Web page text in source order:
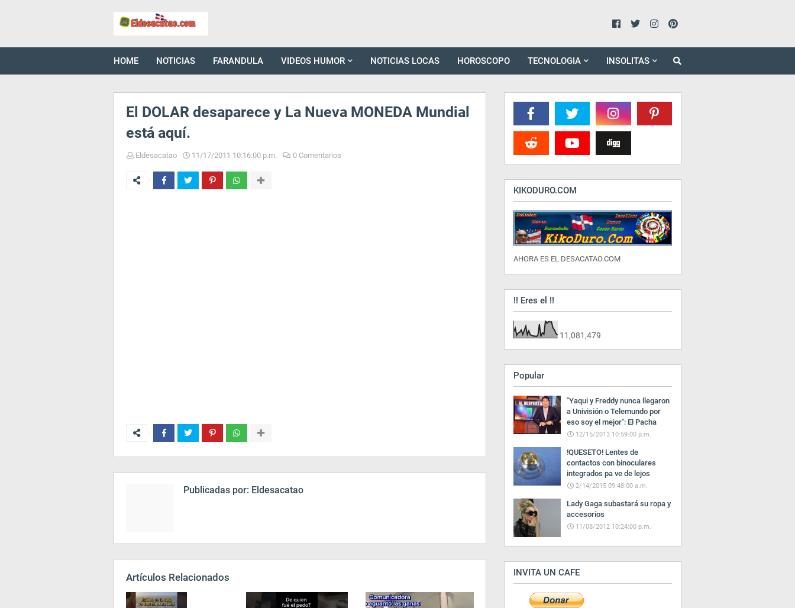
HOME NOTICIAS FARANDULA VIDEOS HUMOR NOTICIAS LOCAS HOROSCOPO TECNOLOGIA INSOLITAS
El DOLAR desaparece y La Nueva MONEDA Mundial
está aquí.
Eldesacatao 11/17/2011 10:16:00 p.m. 0 Comentarios
Publicadas por: Eldesacatao
Artículos Relacionados
KIKODURO.COM
AHORA ES EL DESACATAO.COM
!! Eres el !!
11,081,479
Popular
"Yaqui y Freddy nunca llegaron
a Univisión o Telemundo por
eso soy el mejor": El Pacha
12/15/2013 10:59:00 p.m.
!QUESETO! Lentes de
contactos con binoculares
integrados pa ve de lejos
2/14/2015 09:48:00 a.m.
Lady Gaga subastará su ropa y
accesorios
11/08/2012 10:24:00 p.m.
INVITA UN CAFE